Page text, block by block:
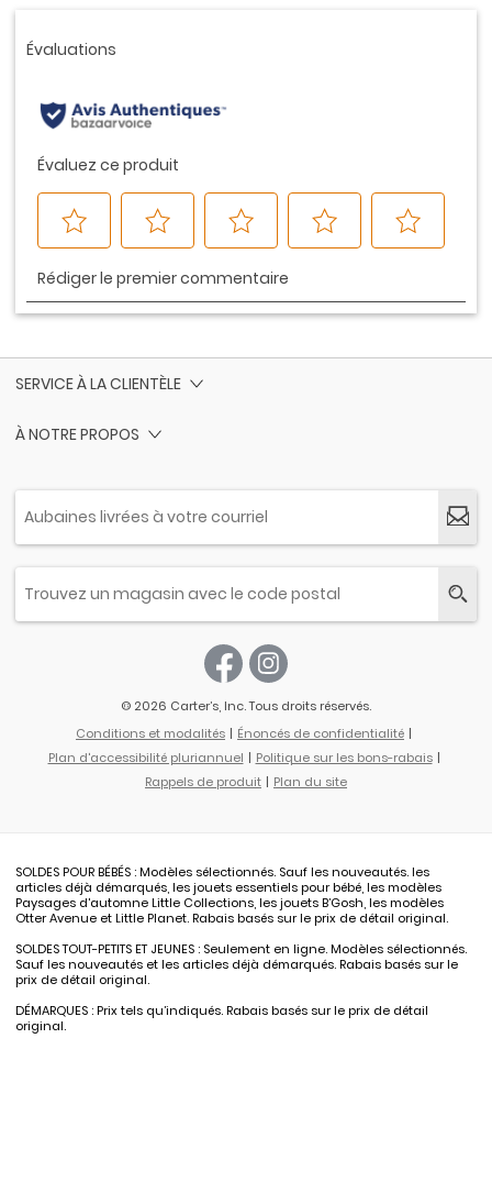
la
SERVICE À LA CLIENTÈLE
À NOTRE PROPOS
© 2026 Carter’s, Inc. Tous droits réservés.
Conditions et modalités
Énoncés de confidentialité
Plan d'accessibilité pluriannuel
Politique sur les bons-rabais
Rappels de produit
Plan du site
SOLDES POUR BÉBÉS : Modèles sélectionnés. Sauf les nouveautés. les
articles déjà démarqués, les jouets essentiels pour bébé, les modèles
Paysages d'automne Little Collections, les jouets B’Gosh, les modèles
Otter Avenue et Little Planet. Rabais basés sur le prix de détail original.
SOLDES TOUT-PETITS ET JEUNES : Seulement en ligne. Modèles sélectionnés.
Sauf les nouveautés et les articles déjà démarqués. Rabais basés sur le
prix de détail original.
DÉMARQUES : Prix tels qu’indiqués. Rabais basés sur le prix de détail
original.